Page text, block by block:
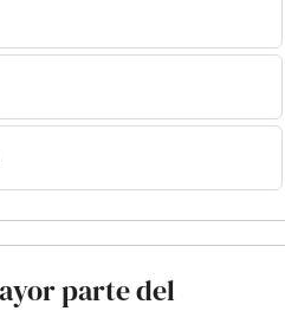
parte del